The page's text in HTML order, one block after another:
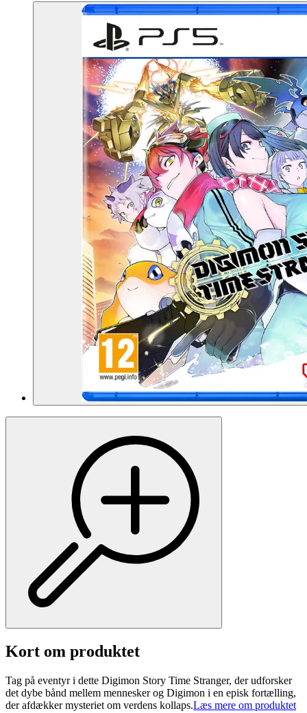
Kort om produktet
Tag på eventyr i dette Digimon Story Time Stranger, der udforsker
det dybe bånd mellem mennesker og Digimon i en episk fortælling,
der afdækker mysteriet om verdens kollaps.Læs mere om produktet